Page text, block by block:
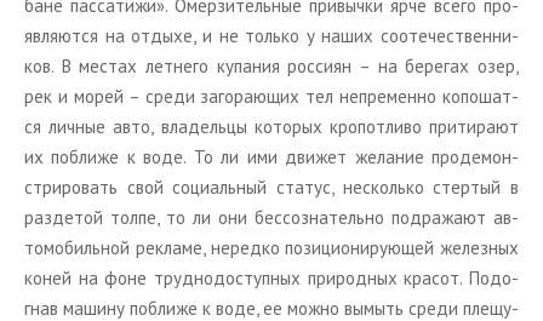
бане пас­са­ти­жи». Омер­зи­тель­ные при­выч­ки ярче всего про­
яв­ля­ют­ся на от­ды­хе, и не толь­ко у наших со­оте­че­ствен­ни­
ков. В ме­стах лет­не­го ку­па­ния рос­си­ян – на бе­ре­гах озер,
рек и морей – среди за­го­ра­ю­щих тел непре­мен­но ко­по­шат­
ся лич­ные авто, вла­дель­цы ко­то­рых кро­пот­ли­во при­ти­ра­ют
их по­бли­же к воде. То ли ими дви­жет же­ла­ние про­де­мон­
стри­ро­вать свой со­ци­аль­ный ста­тус, несколь­ко стер­тый в
раз­де­той толпе, то ли они бес­со­зна­тель­но под­ра­жа­ют ав­
то­мо­биль­ной ре­кла­ме, неред­ко по­зи­ци­о­ни­ру­ю­щей же­лез­ных
коней на фоне труд­но­до­ступ­ных при­род­ных кра­сот. По­до­
гнав ма­ши­ну по­бли­же к воде, ее можно вы­мыть среди пле­щу­